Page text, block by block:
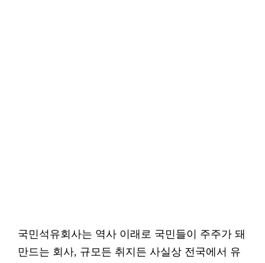
국민석유회사는 역사 이래로 국민들이 주주가 돼
만드는 회사, 규모든 취지든 사실상 전국에서 유